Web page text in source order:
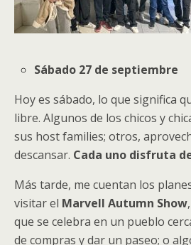
Sábado 27 de septiembre
Hoy es sábado, lo que significa
libre. Algunos de los chicos y
sus host families; otros,
descansar. Cada uno disfruta
Más tarde, me cuentan los
visitar el Marvell Autumn Show
que se celebra en un pueblo
de compras y dar un paseo; o